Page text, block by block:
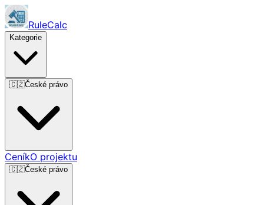
RuleCalc
Kategorie
🇨🇿České právo
CeníkO projektu
🇨🇿České právo